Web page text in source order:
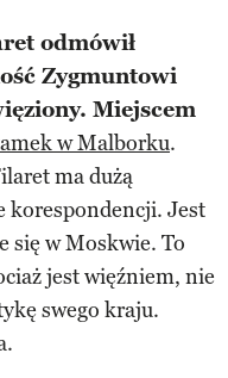
odmówił
Zygmuntowi
Miejscem
w Malborku.
ma dużą
korespondencji. Jest
się w Moskwie. To
jest więźniem, nie
swego kraju.